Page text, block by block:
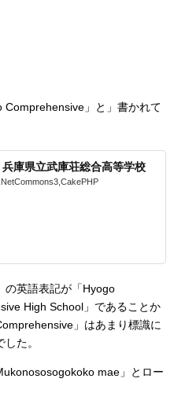
」と」書かれて
兵庫県立武庫荘総合高等学校
の英語表記が「Hyogo
High School」であることか
」はあまり標識に
た。
mae」とロー